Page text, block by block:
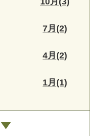
7月(2)
4月(2)
1月(1)